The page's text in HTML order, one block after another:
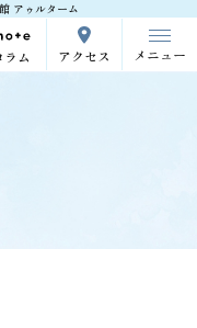
アゥルターム
ラム アクセス メニュー